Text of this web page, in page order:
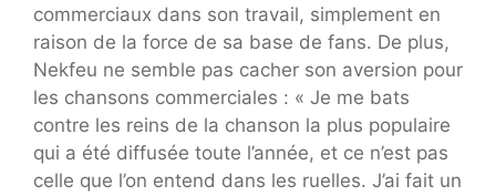
commerciaux dans son travail, simplement en
raison de la force de sa base de fans. De plus,
Nekfeu ne semble pas cacher son aversion pour
les chansons commerciales : « Je me bats
contre les reins de la chanson la plus populaire
qui a été diffusée toute l’année, et ce n’est pas
celle que l’on entend dans les ruelles. J’ai fait un